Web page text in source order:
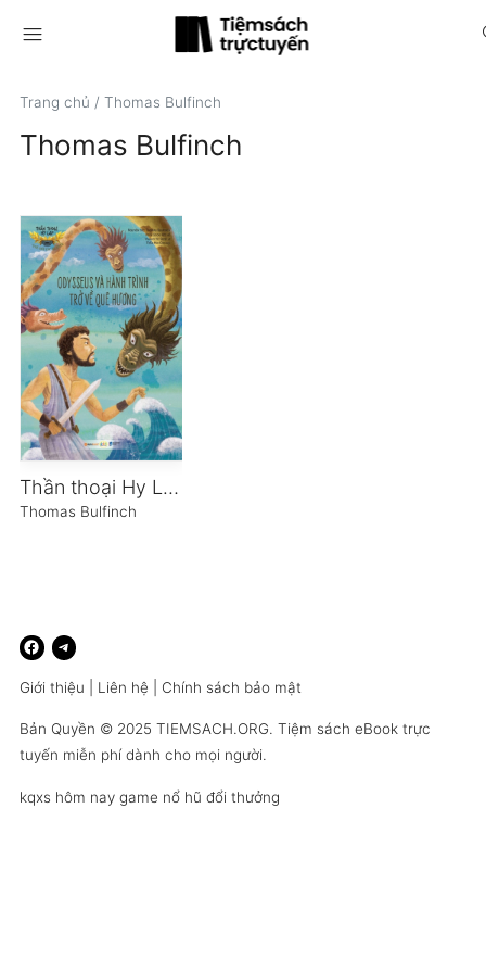
menu
Trang chủ / Thomas Bulfinch
Thomas Bulfinch
Thần thoại Hy Lạp – Những anh hùng Hy Lạp: Odysseus và hành trình trở về quê hương
Thomas Bulfinch
Giới thiệu Liên hệ Chính sách bảo mật
Bản Quyền © 2025 TIEMSACH.ORG. Tiệm sách eBook trực
tuyến miễn phí dành cho mọi người.
kqxs hôm nay game nổ hũ đổi thưởng